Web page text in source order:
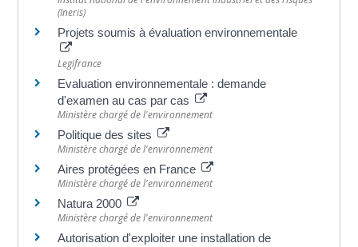
(Ineris)
Projets soumis à évaluation environnementale
Legifrance
Evaluation environnementale : demande
d'examen au cas par cas
Ministère chargé de l'environnement
Politique des sites
Ministère chargé de l'environnement
Aires protégées en France
Ministère chargé de l'environnement
Natura 2000
Ministère chargé de l'environnement
Autorisation d'exploiter une installation de